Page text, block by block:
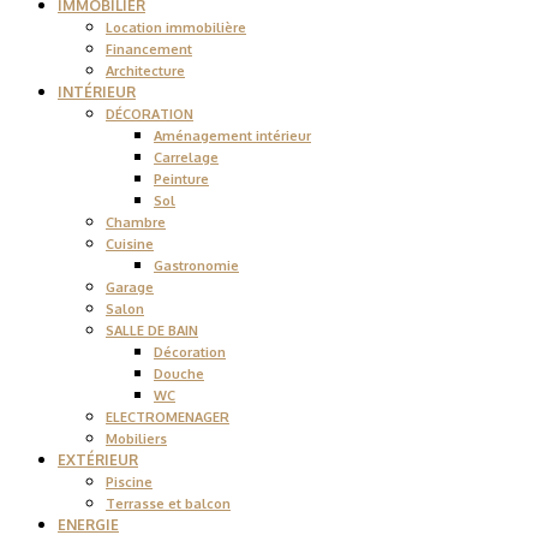
IMMOBILIER
Location immobilière
Financement
Architecture
INTÉRIEUR
DÉCORATION
Aménagement intérieur
Carrelage
Peinture
Sol
Chambre
Cuisine
Gastronomie
Garage
Salon
SALLE DE BAIN
Décoration
Douche
WC
ELECTROMENAGER
Mobiliers
EXTÉRIEUR
Piscine
Terrasse et balcon
ENERGIE